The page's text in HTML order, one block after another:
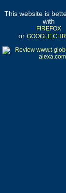
This website is
with
FIREFOX
or GOOGLE